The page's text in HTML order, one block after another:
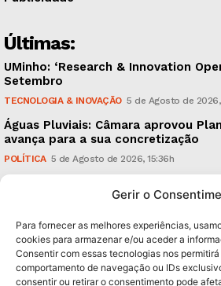
Gerir o
Para fornecer as melhores experiências,
cookies para armazenar e/ou aceder a
Consentir com essas tecnologias nos
comportamento de navegação ou IDs
consentir ou retirar o consentimento pode
Últimas:
UMinho: ‘Research & Innovation
Setembro
TECNOLOGIA & INOVAÇÃO 5 de Agosto de 2026,
Águas Pluviais: Câmara aprovou
avança para a sua concretização
POLÍTICA 5 de Agosto de 2026, 15:36h
Subscreva Newsletter: